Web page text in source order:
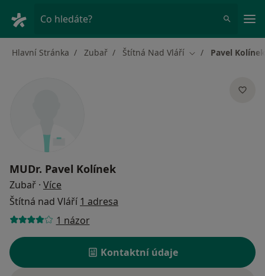
Co hledáte?
Hlavní Stránka Zubař Štítná Nad Vláří Změna města
Pavel Kolínek
MUDr. Pavel Kolínek
Zubař · Více
Štítná nad Vláří 1 adresa
1 názor
Kontaktní údaje